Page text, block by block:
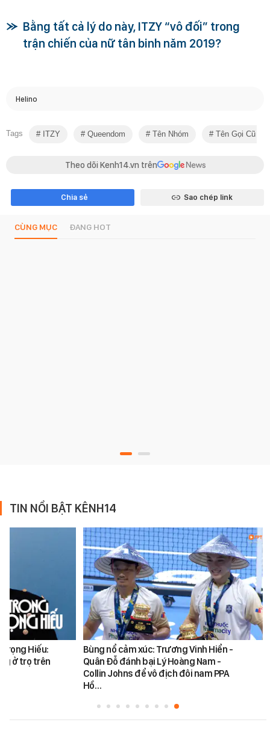
Bằng tất cả lý do này, ITZY “vô đối” trong
trận chiến của nữ tân binh năm 2019?
Helino
Tags ITZY Queendom Tên Nhóm Tên Gọi Cũ
Theo dõi Kenh14.vn trên
Chia sẻ Sao chép link
CÙNG MỤC ĐANG HOT
TIN NỔI BẬT KÊNH14
Hiếu:
ở trọ trên
Bùng nổ cảm xúc: Trương Vinh Hiển -
Quân Đỗ đánh bại Lý Hoàng Nam -
Collin Johns để vô địch đôi nam PPA
Hồ…